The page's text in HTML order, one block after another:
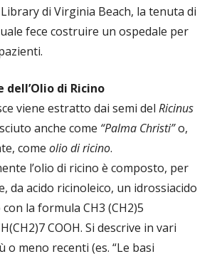
di Virginia Beach, la tenuta di
fece costruire un ospedale per
di Ricino
viene estratto dai semi del Ricinus
anche come “Palma Christi”o,
come olio di ricino.
l’olio di ricino è composto, per
da acido ricinoleico, un idrossiacido
la formula CH3 (CH2)5
COOH. Si descrive in vari
o meno recenti (es. “Le basi